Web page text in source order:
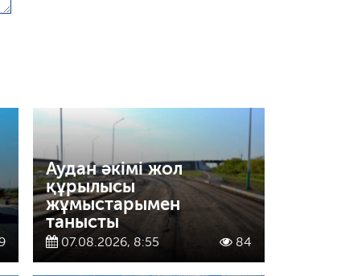
Аудан әкімі жол
құрылысы
жұмыстарымен
танысты
07.08.2026, 8:55 84